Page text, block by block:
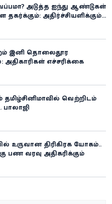
அடுத்த ஐந்து ஆண்டுகள்
அதிர்ச்சியளிக்கும்
இனி தொலைதூர
எச்சரிக்கை
தமிழ்சினிமாவில் வெற்றிடம்
உருவான திரிகிரக யோகம்..
பண வரவு அதிகரிக்கும்